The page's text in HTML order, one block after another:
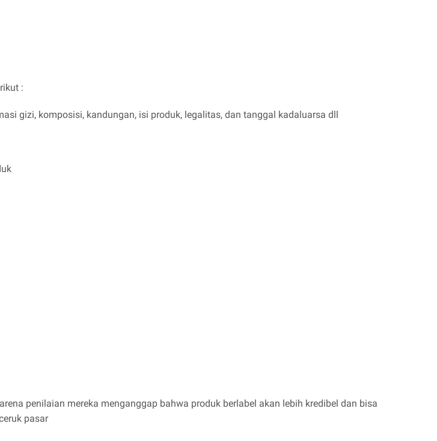
:
gizi, komposisi, kandungan, isi produk, legalitas, dan tanggal kadaluarsa dll
penilaian mereka menganggap bahwa produk berlabel akan lebih kredibel dan bisa
pasar